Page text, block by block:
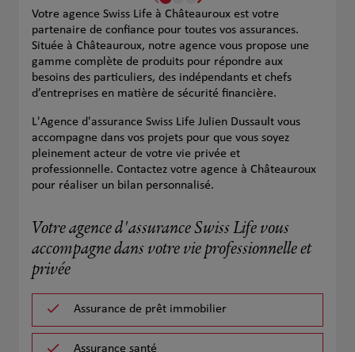
Votre agence Swiss Life à Châteauroux est votre
partenaire de confiance pour toutes vos assurances.
Située à Châteauroux, notre agence vous propose une
gamme complète de produits pour répondre aux
besoins des particuliers, des indépendants et chefs
d’entreprises en matière de sécurité financière.
L'Agence d'assurance Swiss Life Julien Dussault vous
accompagne dans vos projets pour que vous soyez
pleinement acteur de votre vie privée et
professionnelle. Contactez votre agence à Châteauroux
pour réaliser un bilan personnalisé.
Votre agence d'assurance Swiss Life vous
accompagne dans votre vie professionnelle et
privée
Assurance de prêt immobilier
Assurance santé